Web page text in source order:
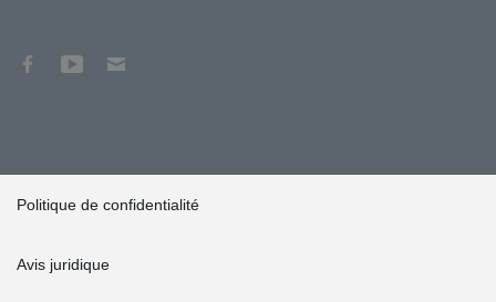
Politique de confidentialité
Avis juridique